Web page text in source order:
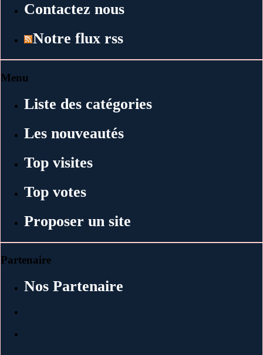
Contactez nous
Notre flux rss
Menu
Liste des catégories
Les nouveautés
Top visites
Top votes
Proposer un site
Partenaire
Nos Partenaire